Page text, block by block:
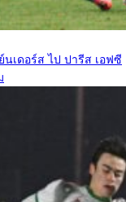
นเดอร์ส ไป ปารีส เอฟซี